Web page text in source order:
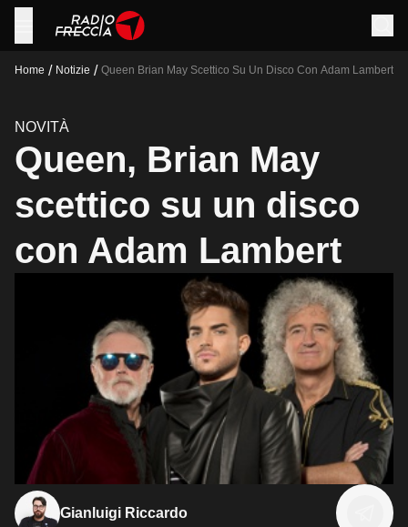
Home / Notizie / Queen Brian May Scettico Su Un Disco Con Adam Lambert
NOVITÀ
Queen, Brian May
scettico su un disco
con Adam Lambert
Gianluigi Riccardo